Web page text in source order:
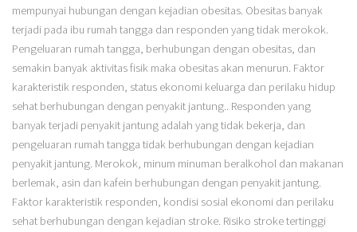
mempunyai hubungan dengan kejadian obesitas. Obesitas banyak
terjadi pada ibu rumah tangga dan responden yang tidak merokok.
Pengeluaran rumah tangga, berhubungan dengan obesitas, dan
semakin banyak aktivitas fisik maka obesitas akan menurun. Faktor
karakteristik responden, status ekonomi keluarga dan perilaku hidup
sehat berhubungan dengan penyakit jantung.. Responden yang
banyak terjadi penyakit jantung adalah yang tidak bekerja, dan
pengeluaran rumah tangga tidak berhubungan dengan kejadian
penyakit jantung. Merokok, minum minuman beralkohol dan makanan
berlemak, asin dan kafein berhubungan dengan penyakit jantung.
Faktor karakteristik responden, kondisi sosial ekonomi dan perilaku
sehat berhubungan dengan kejadian stroke. Risiko stroke tertinggi